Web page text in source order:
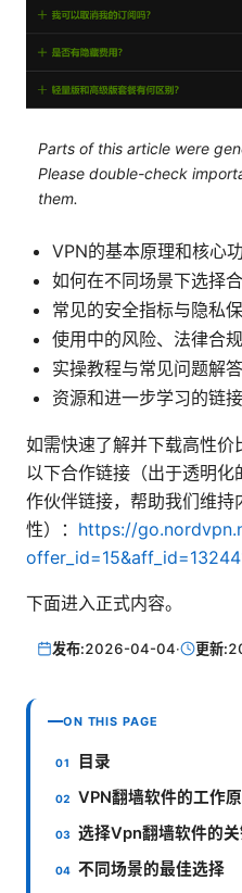
Parts of this article were
Please double-check
them.
VPN的基本原理和核心
如何在不同场景下选择
常见的安全指标与隐私
使用中的风险、法律合
实操教程与常见问题解答
资源和进一步学习的链接
如需快速了解并下载高性
以下合作链接（出于透明
作伙伴链接，帮助我们维
性）： https://
下面进入正式内容。
发布:2026-04-04· 更新:
ON THIS PAGE
目录
VPN翻墙软件的工作
选择Vpn翻墙软件的
不同场景的最佳选择